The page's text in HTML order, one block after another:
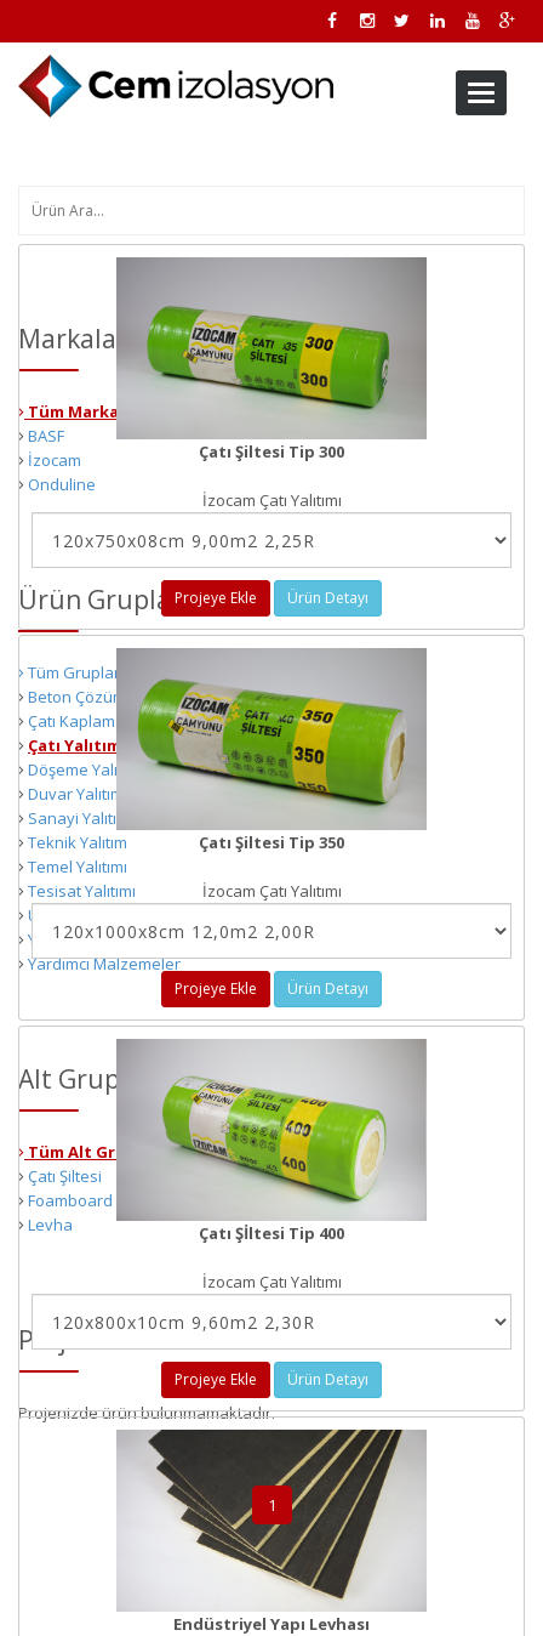
Toggle
Markalar
Tüm Markalar
BASF
İzocam
Onduline
Ürün Grupları
Tüm Gruplar
Beton Çözümleri
Çatı Kaplama
Çatı Yalıtımı
Döşeme Yalıtımı
Duvar Yalıtımı
Sanayi Yalıtımı
Teknik Yalıtım
Temel Yalıtımı
Tesisat Yalıtımı
Ürün Materyalleri
Yapı Çözümleri
Yardımcı Malzemeler
Alt Gruplar
Tüm Alt Gruplar
Çatı Şiltesi
Foamboard
Levha
Proje Kalemleri
Projenizde ürün bulunmamaktadır.
1
Çatı Şiltesi Tip 300
İzocam Çatı Yalıtımı
Projeye Ekle Ürün Detayı
Çatı Şiltesi Tip 350
İzocam Çatı Yalıtımı
Projeye Ekle Ürün Detayı
Çatı Şİltesi Tip 400
İzocam Çatı Yalıtımı
Projeye Ekle Ürün Detayı
Endüstriyel Yapı Levhası